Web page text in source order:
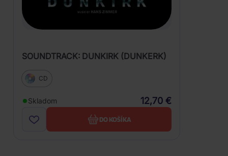
SOUNDTRACK: DUNKIRK (DUNKERK)
CD
Skladom 12,70 €
DO KOŠÍKA